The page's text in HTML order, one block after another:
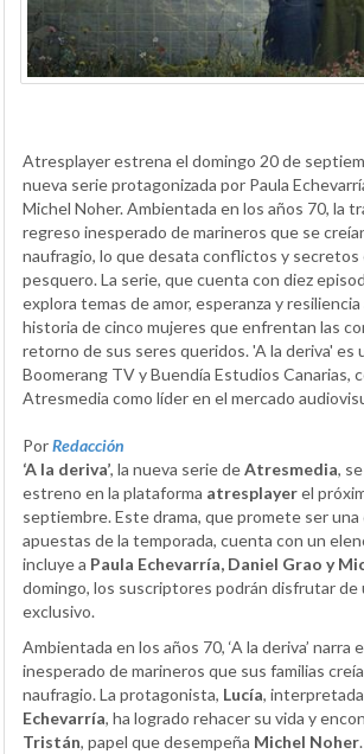
Atresplayer estrena el domingo 20 de
nueva serie protagonizada por Paula
Michel Noher. Ambientada en los años 70, la
regreso inesperado de marineros que se
naufragio, lo que desata conflictos y secretos
pesquero. La serie, que cuenta con diez
explora temas de amor, esperanza y
historia de cinco mujeres que enfrentan las
retorno de sus seres queridos. 'A la deriva' es
Boomerang TV y Buendía Estudios Canarias,
Atresmedia como líder en el mercado
PorRedacción
‘A la deriva’, la nueva serie deAtresmedia,
estreno en la plataforma atresplayerel
septiembre. Este drama, que promete ser una
apuestas de la temporada, cuenta con un
incluye a Paula Echevarría, Daniel Grao y
domingo, los suscriptores podrán disfrutar de
exclusivo.
Ambientada en los años 70, ‘A la deriva’ narra
inesperado de marineros que sus familias
naufragio. La protagonista, Lucía,
Echevarría, ha logrado rehacer su vida y
Tristán, papel que desempeña Michel Noher